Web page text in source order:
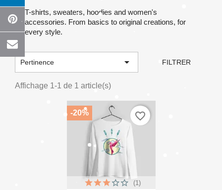
T-shirts, sweaters, hoodies and women's
accessories. From basics to original creations, for
every style.
Pertinence  FILTRER
Affichage 1-1 de 1 article(s)
(1)
-20% favorite_border
Créer une liste d'envies
Nom de la liste d'envies
Annuler Créer une liste d'envies